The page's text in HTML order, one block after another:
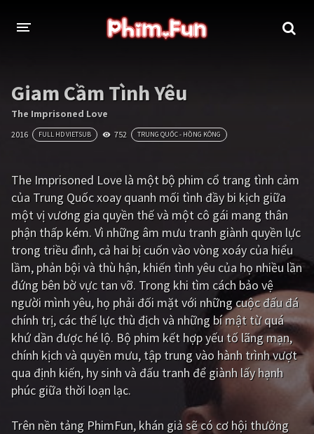
THỂ LOẠI
Thần thoại - Cổ trang
Tâm lý Chiến tranh
Kinh dị Tội phạm - Hình sự
Phiêu lưu Hài hước
Viễn tưởng Khoa học - Tài liệu
Hoạt hình Thể thao
Tình cảm - Lãng mạn Kỳ ảo
Giật gân Gia đình
Bí ẩn Lịch sử
Viễn Tây
GameShow DramaTV
Giam Cầm Tình Yêu
The Imprisoned Love
2016 FULL HD VIETSUB 752 TRUNG QUỐC - HỒNG KÔNG
The Imprisoned Love là một bộ phim cổ trang tình cảm
của Trung Quốc xoay quanh mối tình đầy bi kịch giữa
một vị vương gia quyền thế và một cô gái mang thân
phận thấp kém. Vì những âm mưu tranh giành quyền lực
trong triều đình, cả hai bị cuốn vào vòng xoáy của hiểu
lầm, phản bội và thù hận, khiến tình yêu của họ nhiều lần
đứng bên bờ vực tan vỡ. Trong khi tìm cách bảo vệ
người mình yêu, họ phải đối mặt với những cuộc đấu đá
chính trị, các thế lực thù địch và những bí mật từ quá
khứ dần được hé lộ. Bộ phim kết hợp yếu tố lãng mạn,
chính kịch và quyền mưu, tập trung vào hành trình vượt
qua định kiến, hy sinh và đấu tranh để giành lấy hạnh
phúc giữa thời loạn lạc.
Trên nền tảng PhimFun, khán giả sẽ có cơ hội thưởng